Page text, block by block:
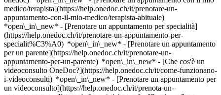
medico/terapista](https://help.onedoc.ch/it/prenotare-un-
appuntamento-con-il-mio-medico/terapista-abituale)
*open\_in\_new* - [Prenotare un appuntamento per specialità]
(https://help.onedoc.ch/it/prenotare-un-appuntamento-per-
specialit%C3%A0) *open\_in\_new* - [Prenotare un appuntamento
per un parente](https://help.onedoc.ch/it/prenotare-un-
appuntamento-per-un-parente) *open\_in\_new* - [Che cos'è un
videoconsulto OneDoc?](https://help.onedoc.ch/it/come-funzionano-
i-videoconsulti) *open\_in\_new* - [Prenotare un appuntamento per
un videoconsulto](https://help.onedoc.ch/it/prenota-un-